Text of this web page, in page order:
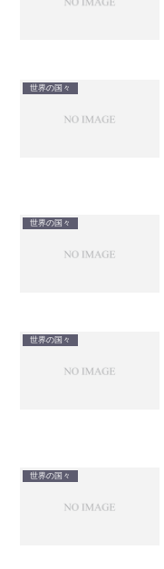
世界の国々
世界の国々
世界の国々
世界の国々